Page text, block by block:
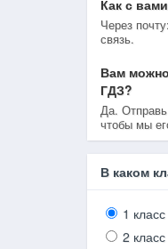
Как с
Через
связь.
Вам
ГДЗ?
Да.
чтобы мы
В каком
1 класс
2 класс